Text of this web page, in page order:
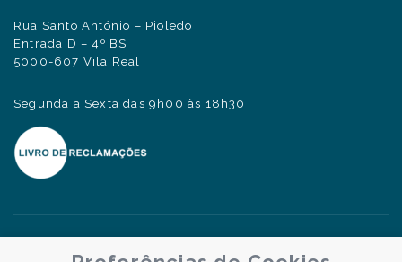
Rua Santo António – Pioledo
Entrada D – 4º BS
5000-607 Vila Real
Segunda a Sexta das 9h00 às 18h30